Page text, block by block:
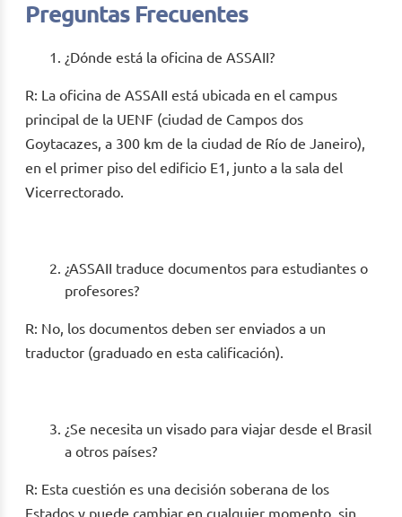
Preguntas Frecuentes
¿Dónde está la oficina de ASSAII?
R: La oficina de ASSAII está ubicada en el campus
principal de la UENF (ciudad de Campos dos
Goytacazes, a 300 km de la ciudad de Río de Janeiro),
en el primer piso del edificio E1, junto a la sala del
Vicerrectorado.
¿ASSAII traduce documentos para estudiantes o
profesores?
R: No, los documentos deben ser enviados a un
traductor (graduado en esta calificación).
¿Se necesita un visado para viajar desde el Brasil
a otros países?
R: Esta cuestión es una decisión soberana de los
Estados y puede cambiar en cualquier momento, sin